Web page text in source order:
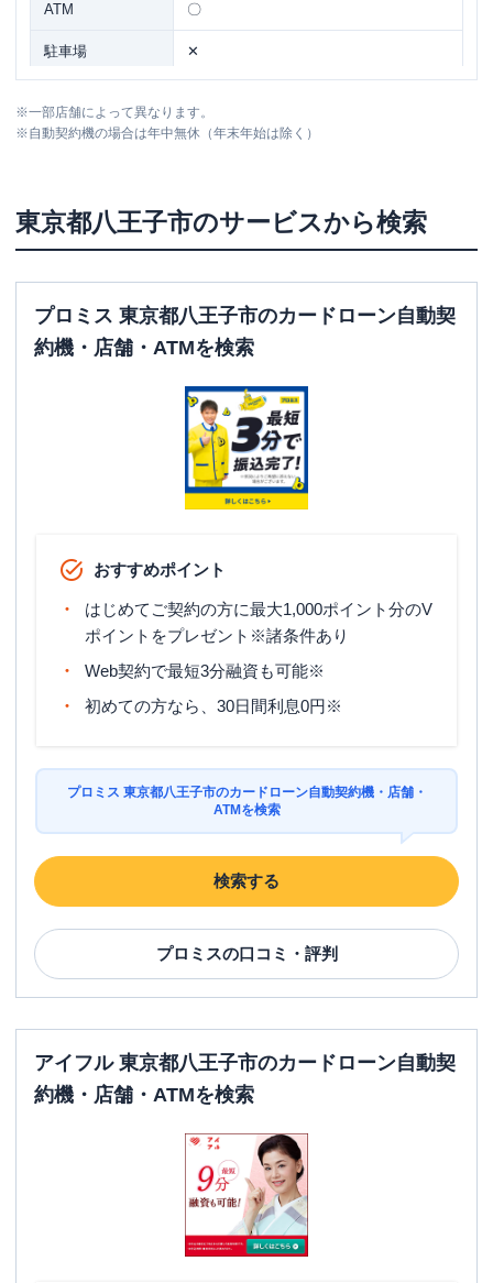
ATM 〇
駐車場 ✕
住所
ル２Ｆ
日祝：09:00-21:00
ATM営業時間
平日：24時間
土曜：24時間
〇
〇
東京都八王子市松木３１-１９
※一部店舗によって異なります。
※自動契約機の場合は年中無休（年末年始は除く）
東京都八王子市のサービスから検索
プロミス 東京都八王子市のカードローン自動契
約機・店舗・ATMを検索
おすすめポイント
はじめてご契約の方に最大1,000ポイント分のV
ポイントをプレゼント※諸条件あり
Web契約で最短3分融資も可能※
初めての方なら、30日間利息0円※
プロミス 東京都八王子市のカードローン自動契約機・店舗・
ATMを検索
検索する
プロミスの口コミ・評判
アイフル 東京都八王子市のカードローン自動契
約機・店舗・ATMを検索